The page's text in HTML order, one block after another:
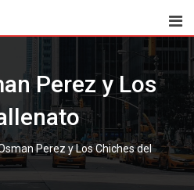
Perez y Los
Perez y Los Chiches del